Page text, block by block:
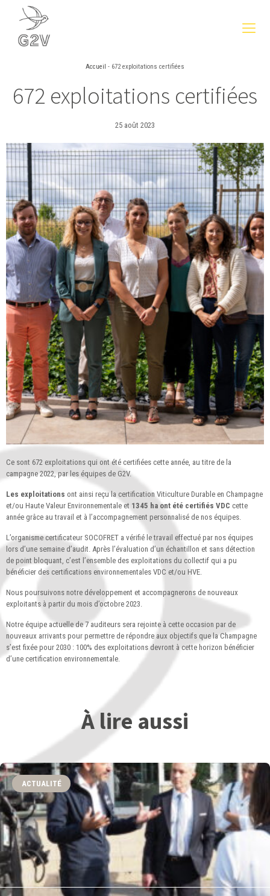
Accueil - 672 exploitations certifiées
672 exploitations certifiées
25 août 2023
Ce sont 672 exploitations qui ont été certifiées cette année, au titre de la
campagne 2022, par les équipes de G2V.
Les exploitations ont ainsi reçu la certification Viticulture Durable en Champagne
et/ou Haute Valeur Environnementale et 1345 ha ont été certifiés VDC cette
année grâce au travail et à l’accompagnement personnalisé de nos équipes.
L’organisme certificateur SOCOFRET a vérifié le travail effectué par nos équipes
lors d’une semaine d’audit. Après l’évaluation d’un échantillon et sans détection
de point bloquant, c’est l’ensemble des exploitations du collectif qui a pu
bénéficier des certifications environnementales VDC et/ou HVE.
Nous poursuivons notre développement et accompagnerons de nouveaux
exploitants à partir du mois d’octobre 2023.
Notre équipe actuelle de 7 auditeurs sera rejointe à cette occasion par de
nouveaux arrivants pour permettre de répondre aux objectifs que la Champagne
s’est fixée pour 2030 : 100% des exploitations devront à cette horizon bénéficier
d’une certification environnementale.
À lire aussi
ACTUALITÉ